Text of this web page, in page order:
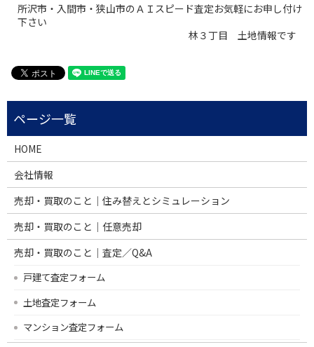
所沢市・入間市・狭山市のＡＩスピード査定お気軽にお申し付け
下さい
林３丁目 土地情報です
HOME
会社情報
売却・買取のこと｜住み替えとシミュレーション
売却・買取のこと｜任意売却
売却・買取のこと｜査定／Q&A
戸建て査定フォーム
土地査定フォーム
マンション査定フォーム